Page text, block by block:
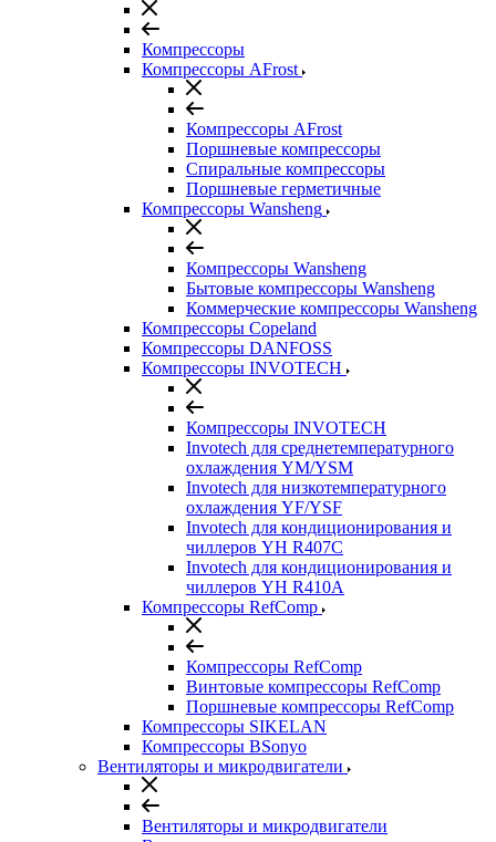
Компрессоры
Компрессоры AFrost
Компрессоры AFrost
Поршневые компрессоры
Спиральные компрессоры
Поршневые герметичные
Компрессоры Wansheng
Компрессоры Wansheng
Бытовые компрессоры Wansheng
Коммерческие компрессоры Wansheng
Компрессоры Copeland
Компрессоры DANFOSS
Компрессоры INVOTECH
Компрессоры INVOTECH
Invotech для среднетемпературного
охлаждения YM/YSM
Invotech для низкотемпературного
охлаждения YF/YSF
Invotech для кондиционирования и
чиллеров YH R407C
Invotech для кондиционирования и
чиллеров YH R410A
Компрессоры RefComp
Компрессоры RefComp
Винтовые компрессоры RefComp
Поршневые компрессоры RefComp
Компрессоры SIKELAN
Компрессоры BSonyo
Вентиляторы и микродвигатели
Вентиляторы и микродвигатели